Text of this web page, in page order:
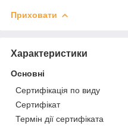
Приховати
Характеристики
Основні
Сертифікація по виду
Сертифікат
Термін дії сертифіката